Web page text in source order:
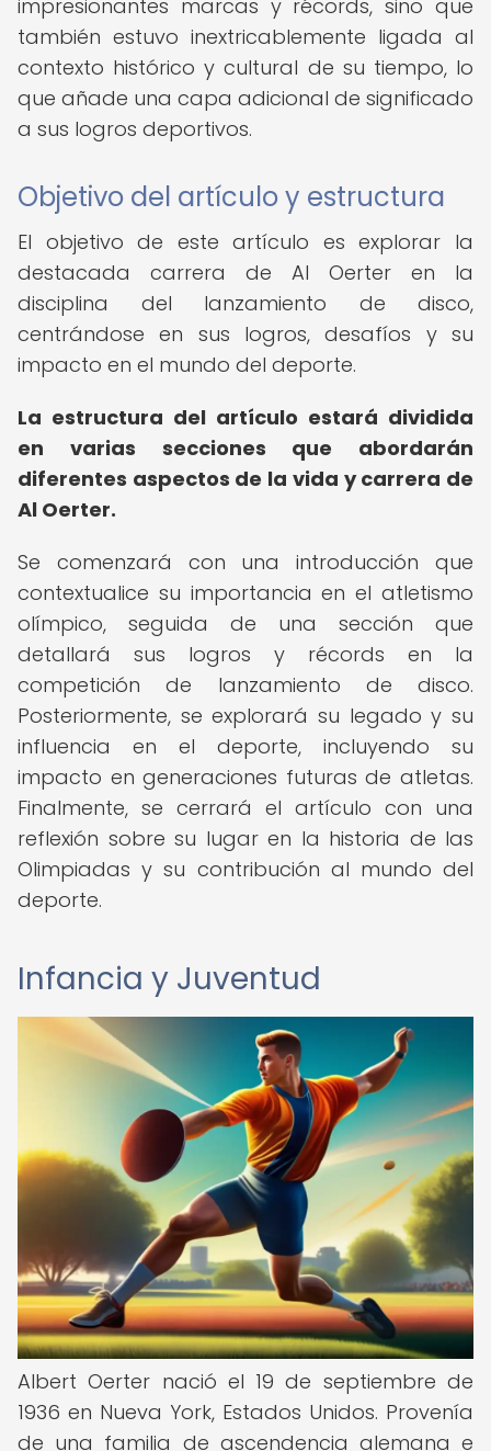
impresionantes marcas y récords, sino que
también estuvo inextricablemente ligada al
contexto histórico y cultural de su tiempo, lo
que añade una capa adicional de significado
a sus logros deportivos.
Objetivo del artículo y estructura
El objetivo de este artículo es explorar la
destacada carrera de Al Oerter en la
disciplina del lanzamiento de disco,
centrándose en sus logros, desafíos y su
impacto en el mundo del deporte.
La estructura del artículo estará dividida
en varias secciones que abordarán
diferentes aspectos de la vida y carrera de
Al Oerter.
Se comenzará con una introducción que
contextualice su importancia en el atletismo
olímpico, seguida de una sección que
detallará sus logros y récords en la
competición de lanzamiento de disco.
Posteriormente, se explorará su legado y su
influencia en el deporte, incluyendo su
impacto en generaciones futuras de atletas.
Finalmente, se cerrará el artículo con una
reflexión sobre su lugar en la historia de las
Olimpiadas y su contribución al mundo del
deporte.
Infancia y Juventud
Albert Oerter nació el 19 de septiembre de
1936 en Nueva York, Estados Unidos. Provenía
de una familia de ascendencia alemana e